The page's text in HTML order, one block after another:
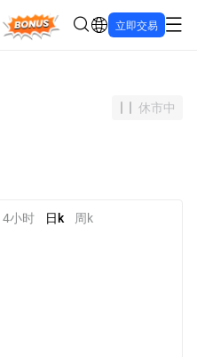
Bonus 立即交易
休市中
4小时 日k 周k